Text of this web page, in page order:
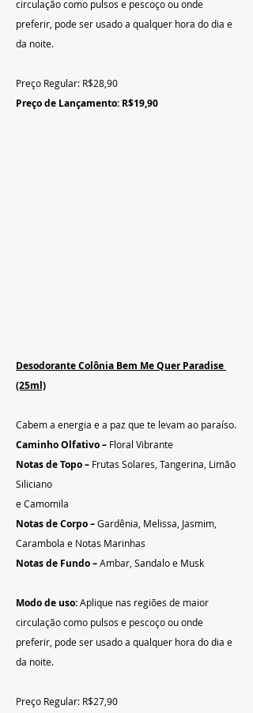
circulação como pulsos e pescoço ou onde
preferir, pode ser usado a qualquer hora do dia e
da noite.
Preço Regular: R$28,90
Preço de Lançamento: R$19,90
Desodorante Colônia Bem Me Quer Paradise
(25ml)
Cabem a energia e a paz que te levam ao paraíso.
Caminho Olfativo – Floral Vibrante
Notas de Topo – Frutas Solares, Tangerina, Limão
Siliciano
e Camomila
Notas de Corpo – Gardênia, Melissa, Jasmim,
Carambola e Notas Marinhas
Notas de Fundo – Ambar, Sandalo e Musk
Modo de uso: Aplique nas regiões de maior
circulação como pulsos e pescoço ou onde
preferir, pode ser usado a qualquer hora do dia e
da noite.
Preço Regular: R$27,90